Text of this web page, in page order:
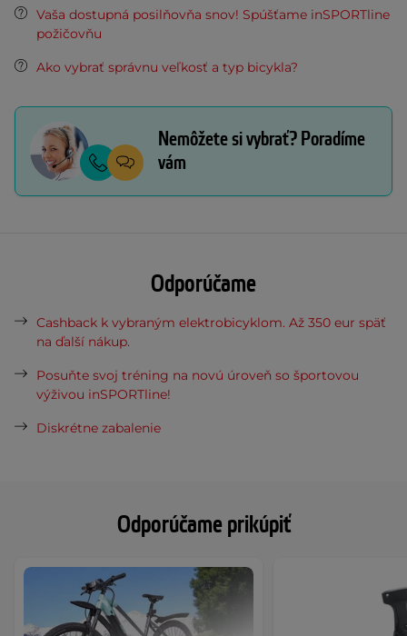
Odporúčame prikúpiť
Vaša dostupná posilňovňa snov! Spúšťame inSPORTline
požičovňu
Ako vybrať správnu veľkosť a typ bicykla?
Nemôžete si vybrať? Poradíme
vám
Odporúčame
Cashback k vybraným elektrobicyklom. Až 350 eur späť
na ďalší nákup.
Posuňte svoj tréning na novú úroveň so športovou
výživou inSPORTline!
Diskrétne zabalenie